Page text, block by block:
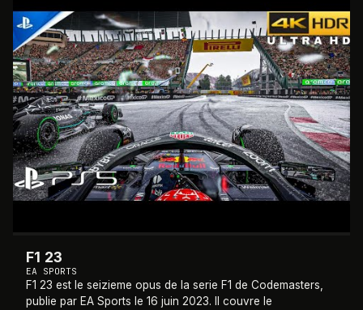
F1 23
EA SPORTS
F1 23 est le seizieme opus de la serie F1 de Codemasters,
publie par EA Sports le 16 juin 2023. Il couvre le